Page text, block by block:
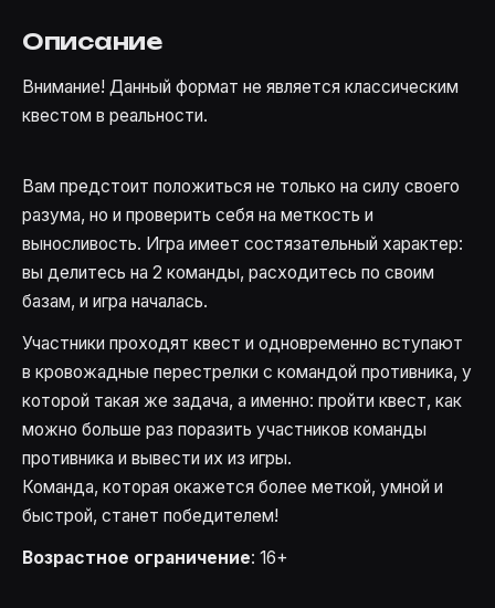
Описание
Внимание! Данный формат не является классическим
квестом в реальности.
Вам предстоит положиться не только на силу своего
разума, но и проверить себя на меткость и
выносливость. Игра имеет состязательный характер:
вы делитесь на 2 команды, расходитесь по своим
базам, и игра началась.
Участники проходят квест и одновременно вступают
в кровожадные перестрелки с командой противника, у
которой такая же задача, а именно: пройти квест, как
можно больше раз поразить участников команды
противника и вывести их из игры.
Команда, которая окажется более меткой, умной и
быстрой, станет победителем!
Возрастное ограничение: 16+